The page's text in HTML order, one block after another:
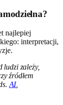
najlepiej
interpretacji,
ludzi zależy,
źródłem
AI,